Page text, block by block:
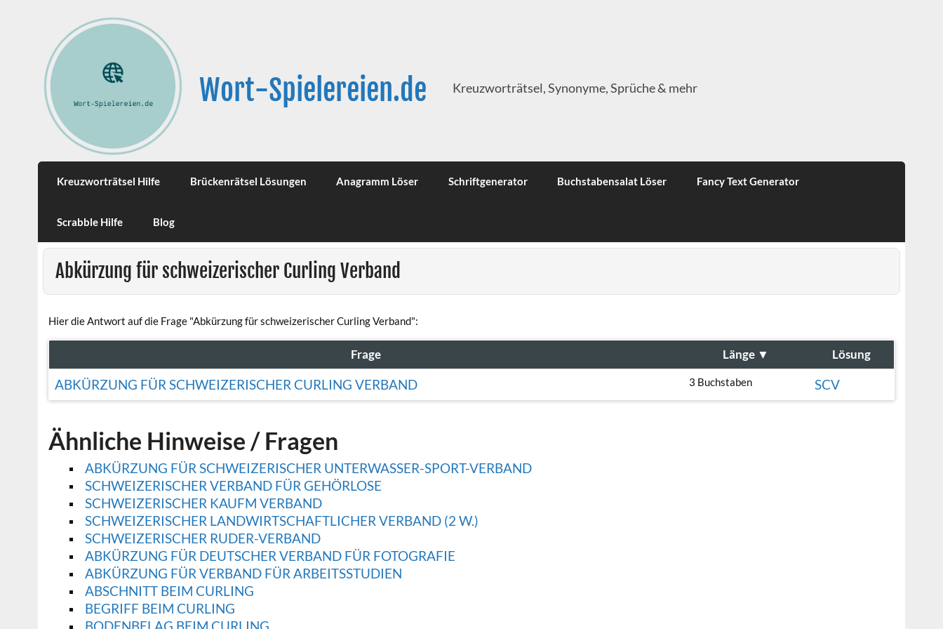
Wort-Spielereien.de Kreuzworträtsel, Synonyme, Sprüche & mehr
Kreuzworträtsel Hilfe Brückenrätsel Lösungen Anagramm Löser Schriftgenerator Buchstabensalat Löser Fancy Text Generator
Scrabble Hilfe Blog
Abkürzung für schweizerischer Curling Verband
Hier die Antwort auf die Frage "Abkürzung für schweizerischer Curling Verband":
Frage Länge ▼ Lösung
ABKÜRZUNG FÜR SCHWEIZERISCHER CURLING VERBAND 3 Buchstaben SCV
Ähnliche Hinweise / Fragen
ABKÜRZUNG FÜR SCHWEIZERISCHER UNTERWASSER-SPORT-VERBAND
SCHWEIZERISCHER VERBAND FÜR GEHÖRLOSE
SCHWEIZERISCHER KAUFM VERBAND
SCHWEIZERISCHER LANDWIRTSCHAFTLICHER VERBAND (2 W.)
SCHWEIZERISCHER RUDER-VERBAND
ABKÜRZUNG FÜR DEUTSCHER VERBAND FÜR FOTOGRAFIE
ABKÜRZUNG FÜR VERBAND FÜR ARBEITSSTUDIEN
ABSCHNITT BEIM CURLING
BEGRIFF BEIM CURLING